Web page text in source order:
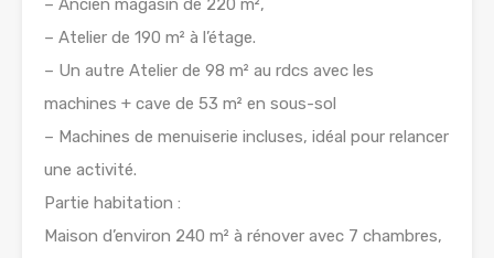
– Ancien magasin de 220 m²,
– Atelier de 190 m² à l’étage.
– Un autre Atelier de 98 m² au rdcs avec les
machines + cave de 53 m² en sous-sol
– Machines de menuiserie incluses, idéal pour relancer
une activité.
Partie habitation :
Maison d’environ 240 m² à rénover avec 7 chambres,